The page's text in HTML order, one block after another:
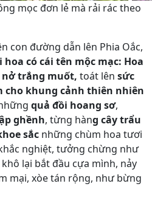
mọc đơn lẻ mà rải rác theo
con đường dẫn lên Phia Oắc,
hoa có cái tên mộc mạc: Hoa
nở trắng muốt, toát lên sức
cho khung cảnh thiên nhiên
quả đồi hoang sơ,
ghềnh, từng hàng cây trẩu
sắc những chùm hoa tươi
nghiệt, tưởng chừng như
lại bắt đầu cựa mình, nảy
mại, xòe tán rộng, như bừng